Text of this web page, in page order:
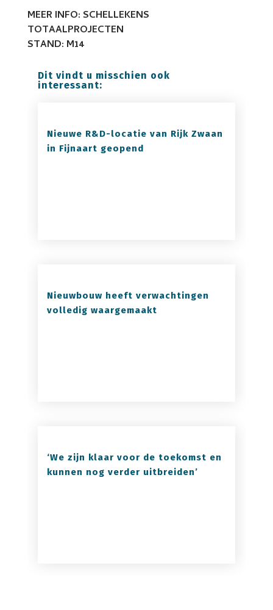
MEER INFO: SCHELLEKENS
TOTAALPROJECTEN
STAND: M14
Dit vindt u misschien ook
interessant:
Nieuwe R&D-locatie van Rijk Zwaan
in Fijnaart geopend
Nieuwbouw heeft verwachtingen
volledig waargemaakt
‘We zijn klaar voor de toekomst en
kunnen nog verder uitbreiden’